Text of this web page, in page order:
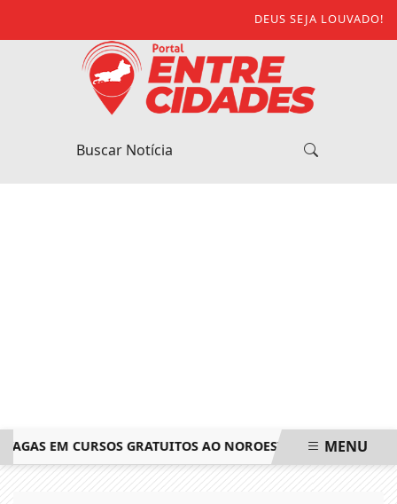
DEUS SEJA LOUVADO!
EM CURSOS GRATUITOS AO NOROESTE FLUMINENSE
MENU